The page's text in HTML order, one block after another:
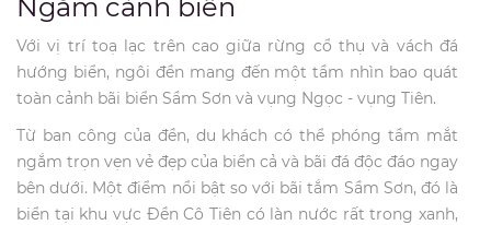
Ngắm cảnh biển
Với vị trí toạ lạc trên cao giữa rừng cổ thụ và vách đá
hướng biển, ngôi đền mang đến một tầm nhìn bao quát
toàn cảnh bãi biển Sầm Sơn và vụng Ngọc - vụng Tiên.
Từ ban công của đền, du khách có thể phóng tầm mắt
ngắm trọn vẹn vẻ đẹp của biển cả và bãi đá độc đáo ngay
bên dưới. Một điểm nổi bật so với bãi tắm Sầm Sơn, đó là
biển tại khu vực Đền Cô Tiên có làn nước rất trong xanh,